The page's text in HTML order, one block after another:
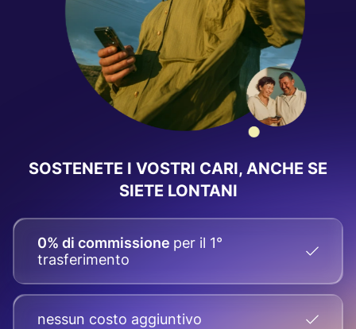
SOSTENETE I VOSTRI CARI, ANCHE SE
SIETE LONTANI
0% di commissione per il 1°
trasferimento
nessun costo aggiuntivo